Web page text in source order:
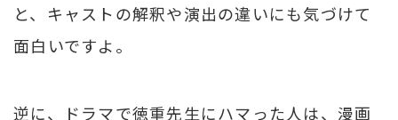
と、キャストの解釈や演出の違いにも気づけて
面白いですよ。
逆に、ドラマで徳重先生にハマった人は、漫画